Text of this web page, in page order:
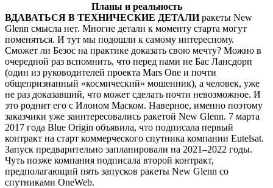
Планы и реальность
ВДАВАТЬСЯ В ТЕХНИЧЕСКИЕ ДЕТАЛИракеты New
Glenn смысла нет. Многие детали к моменту старта могут
поменяться. И тут мы подошли к самому интересному.
Сможет ли Безос на практике доказать свою мечту? Можно в
очередной раз вспомнить, что перед нами не Бас Лансдорп
(один из руководителей проекта Mars One и почти
общепризнанный «космический» мошенник), а человек, уже
не раз доказавший, что может сделать почти невозможное. И
это роднит его с Илоном Маском. Наверное, именно поэтому
заказчики уже заинтересовались ракетой New Glenn. 7 марта
2017 года Blue Origin объявила, что подписала первый
контракт на старт коммерческого спутника компании Eutelsat.
Запуск предварительно запланировали на 2021–2022 годы.
Чуть позже компания подписала второй контракт,
предполагающий пять запусков ракеты New Glenn со
спутниками OneWeb.